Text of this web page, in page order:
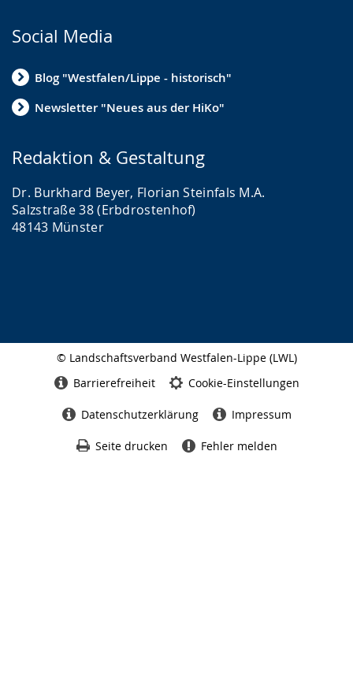
Social Media
Blog "Westfalen/Lippe - historisch"
Newsletter "Neues aus der HiKo"
Redaktion & Gestaltung
Dr. Burkhard Beyer, Florian Steinfals M.A.
Salzstraße 38 (Erbdrostenhof)
48143 Münster
© Landschaftsverband Westfalen-Lippe (LWL)
Barrierefreiheit Cookie-Einstellungen
Datenschutzerklärung Impressum
Seite drucken Fehler melden